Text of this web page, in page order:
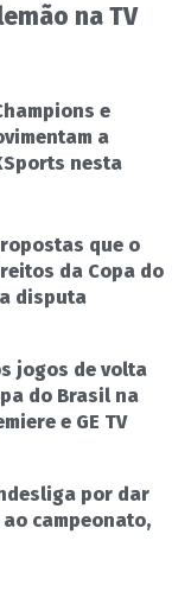
na TV
e
a
nesta
que o
da Copa do
disputa
jogos de volta
do Brasil na
e GE TV
por dar
campeonato,